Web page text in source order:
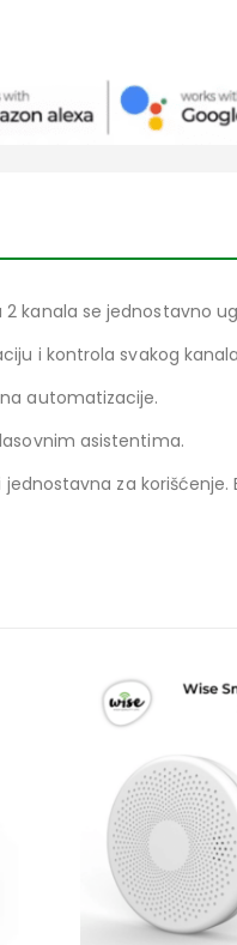
kanala se jednostavno
i kontrola svakog
automatizacije.
asistentima.
za